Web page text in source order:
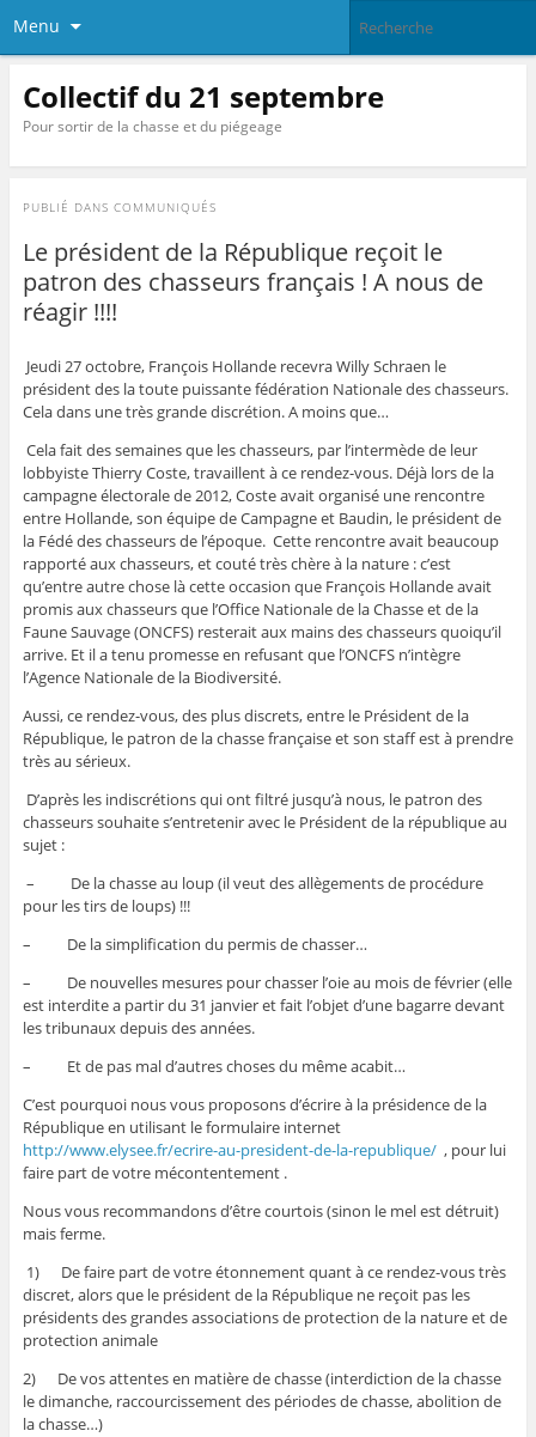
Menu
Collectif du 21 septembre
Pour sortir de la chasse et du piégeage
PUBLIÉ DANS COMMUNIQUÉS
Le président de la République reçoit le
patron des chasseurs français ! A nous de
réagir !!!!
Jeudi 27 octobre, François Hollande recevra Willy Schraen le
président des la toute puissante fédération Nationale des chasseurs.
Cela dans une très grande discrétion. A moins que…
Cela fait des semaines que les chasseurs, par l’intermède de leur
lobbyiste Thierry Coste, travaillent à ce rendez-vous. Déjà lors de la
campagne électorale de 2012, Coste avait organisé une rencontre
entre Hollande, son équipe de Campagne et Baudin, le président de
la Fédé des chasseurs de l’époque. Cette rencontre avait beaucoup
rapporté aux chasseurs, et couté très chère à la nature : c’est
qu’entre autre chose là cette occasion que François Hollande avait
promis aux chasseurs que l’Office Nationale de la Chasse et de la
Faune Sauvage (ONCFS) resterait aux mains des chasseurs quoiqu’il
arrive. Et il a tenu promesse en refusant que l’ONCFS n’intègre
l’Agence Nationale de la Biodiversité.
Aussi, ce rendez-vous, des plus discrets, entre le Président de la
République, le patron de la chasse française et son staff est à prendre
très au sérieux.
D’après les indiscrétions qui ont filtré jusqu’à nous, le patron des
chasseurs souhaite s’entretenir avec le Président de la république au
sujet :
– De la chasse au loup (il veut des allègements de procédure
pour les tirs de loups) !!!
– De la simplification du permis de chasser…
– De nouvelles mesures pour chasser l’oie au mois de février (elle
est interdite a partir du 31 janvier et fait l’objet d’une bagarre devant
les tribunaux depuis des années.
– Et de pas mal d’autres choses du même acabit…
C’est pourquoi nous vous proposons d’écrire à la présidence de la
République en utilisant le formulaire internet
http://www.elysee.fr/ecrire-au-president-de-la-republique/, pour lui
faire part de votre mécontentement .
Nous vous recommandons d’être courtois (sinon le mel est détruit)
mais ferme.
1) De faire part de votre étonnement quant à ce rendez-vous très
discret, alors que le président de la République ne reçoit pas les
présidents des grandes associations de protection de la nature et de
protection animale
2) De vos attentes en matière de chasse (interdiction de la chasse
le dimanche, raccourcissement des périodes de chasse, abolition de
la chasse…)